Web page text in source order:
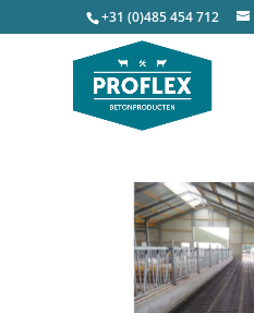
+31 (0)485 454 712